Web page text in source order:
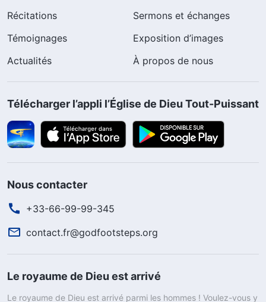
Récitations
Sermons et échanges
Témoignages
Exposition d’images
Actualités
À propos de nous
Télécharger l’appli l’Église de Dieu Tout-Puissant
Nous contacter
+33-66-99-99-345
contact.fr@godfootsteps.org
Le royaume de Dieu est arrivé
Le royaume de Dieu est arrivé parmi les hommes ! Voulez-vous y